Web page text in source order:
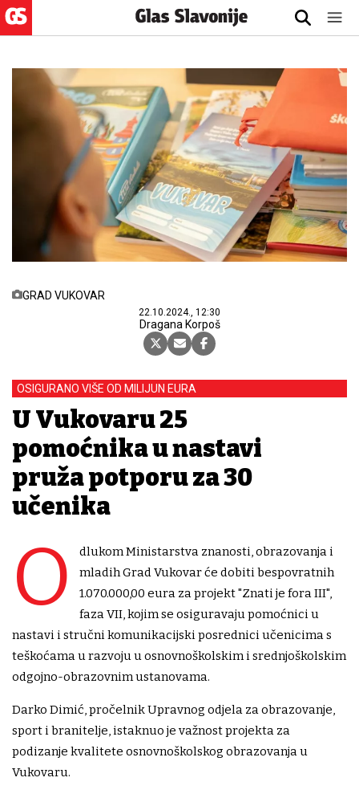
GRAD VUKOVAR
22.10.2024., 12:30
Dragana Korpoš
OSIGURANO VIŠE OD MILIJUN EURA
U Vukovaru 25
pomoćnika u nastavi
pruža potporu za 30
učenika
O
dlukom Ministarstva znanosti, obrazovanja i
mladih Grad Vukovar će dobiti bespovratnih
1.070.000,00 eura za projekt "Znati je fora III",
faza VII, kojim se osiguravaju pomoćnici u
nastavi i stručni komunikacijski posrednici učenicima s
teškoćama u razvoju u osnovnoškolskim i srednjoškolskim
odgojno-obrazovnim ustanovama.
Darko Dimić, pročelnik Upravnog odjela za obrazovanje,
sport i branitelje, istaknuo je važnost projekta za
podizanje kvalitete osnovnoškolskog obrazovanja u
Vukovaru.